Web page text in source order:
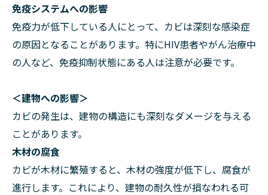
免疫システムへの影響
免疫力が低下している人にとって、カビは深刻な感染症
の原因となることがあります。特にHIV患者やがん治療中
の人など、免疫抑制状態にある人は注意が必要です。
＜建物への影響＞
カビの発生は、建物の構造にも深刻なダメージを与える
ことがあります。
木材の腐食
カビが木材に繁殖すると、木材の強度が低下し、腐食が
進行します。これにより、建物の耐久性が損なわれる可